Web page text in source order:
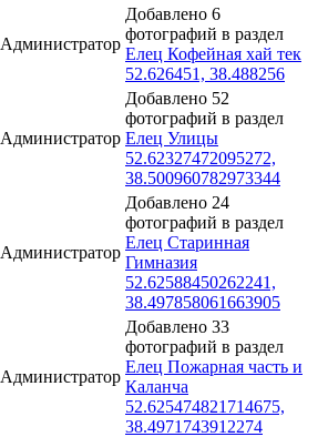
Администратор
Добавлено 6
фотографий в раздел
Елец Кофейная хай тек
52.626451, 38.488256
Администратор
Добавлено 52
фотографий в раздел
Елец Улицы
52.62327472095272,
38.500960782973344
Администратор
Добавлено 24
фотографий в раздел
Елец Старинная
Гимназия
52.62588450262241,
38.497858061663905
Администратор
Добавлено 33
фотографий в раздел
Елец Пожарная часть и
Каланча
52.625474821714675,
38.4971743912274